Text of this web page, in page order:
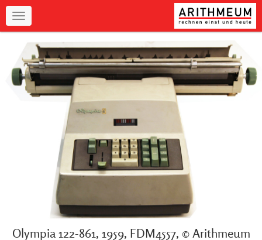
Navigation
Olympia 122-861, 1959, FDM4557, © Arithmeum